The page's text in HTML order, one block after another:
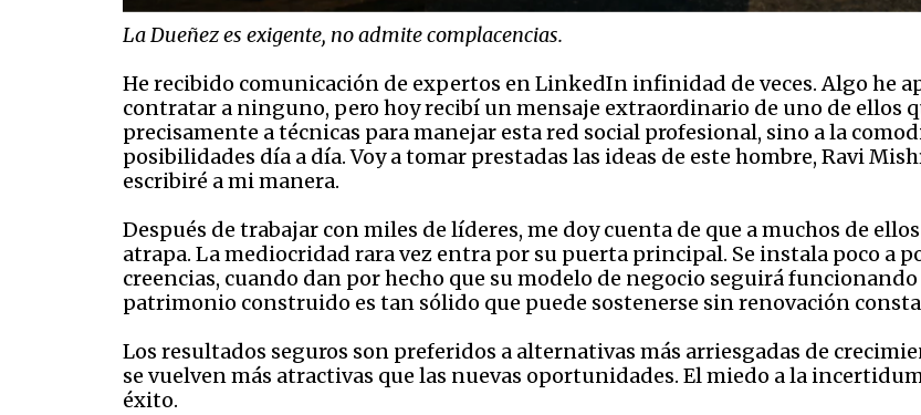
La Dueñez es exigente, no admite complacencias.
He recibido comunicación de expertos en LinkedIn infinidad de veces. Algo he
contratar a ninguno, pero hoy recibí un mensaje extraordinario de uno de ellos
precisamente a técnicas para manejar esta red social profesional, sino a la
posibilidades día a día. Voy a tomar prestadas las ideas de este hombre, Ravi
escribiré a mi manera.
Después de trabajar con miles de líderes, me doy cuenta de que a muchos de
atrapa. La mediocridad rara vez entra por su puerta principal. Se instala poco a
creencias, cuando dan por hecho que su modelo de negocio seguirá
patrimonio construido es tan sólido que puede sostenerse sin renovación
Los resultados seguros son preferidos a alternativas más arriesgadas de
se vuelven más atractivas que las nuevas oportunidades. El miedo a la
éxito.